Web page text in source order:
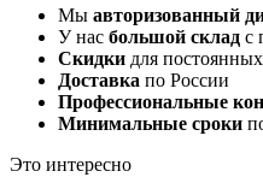
Мы авторизованный
У нас большой склад с
Скидки для
Доставка по России
Профессиональные
Минимальные сроки
Это интересно